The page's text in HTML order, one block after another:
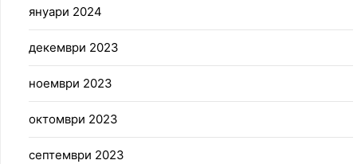
януари 2024
декември 2023
ноември 2023
октомври 2023
септември 2023